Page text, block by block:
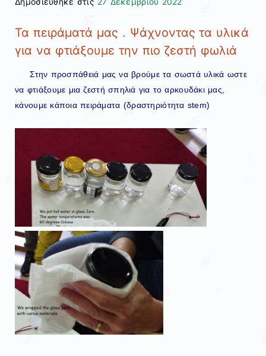
Τα πειράματά μας . Ψάχνοντας τα υλικά
για να φτιάξουμε την πιο ζεστή φωλιά
Στην προσπάθειά μας να βρούμε τα σωστά υλικά ωστε
να φτιάξουμε μια ζεστή σπηλιά για το αρκουδάκι μας,
κάνουμε κάποια πειράματα (δραστηριότητα stem)